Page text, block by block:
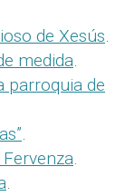
de Xesús.
medida.
parroquia de
.
.
.